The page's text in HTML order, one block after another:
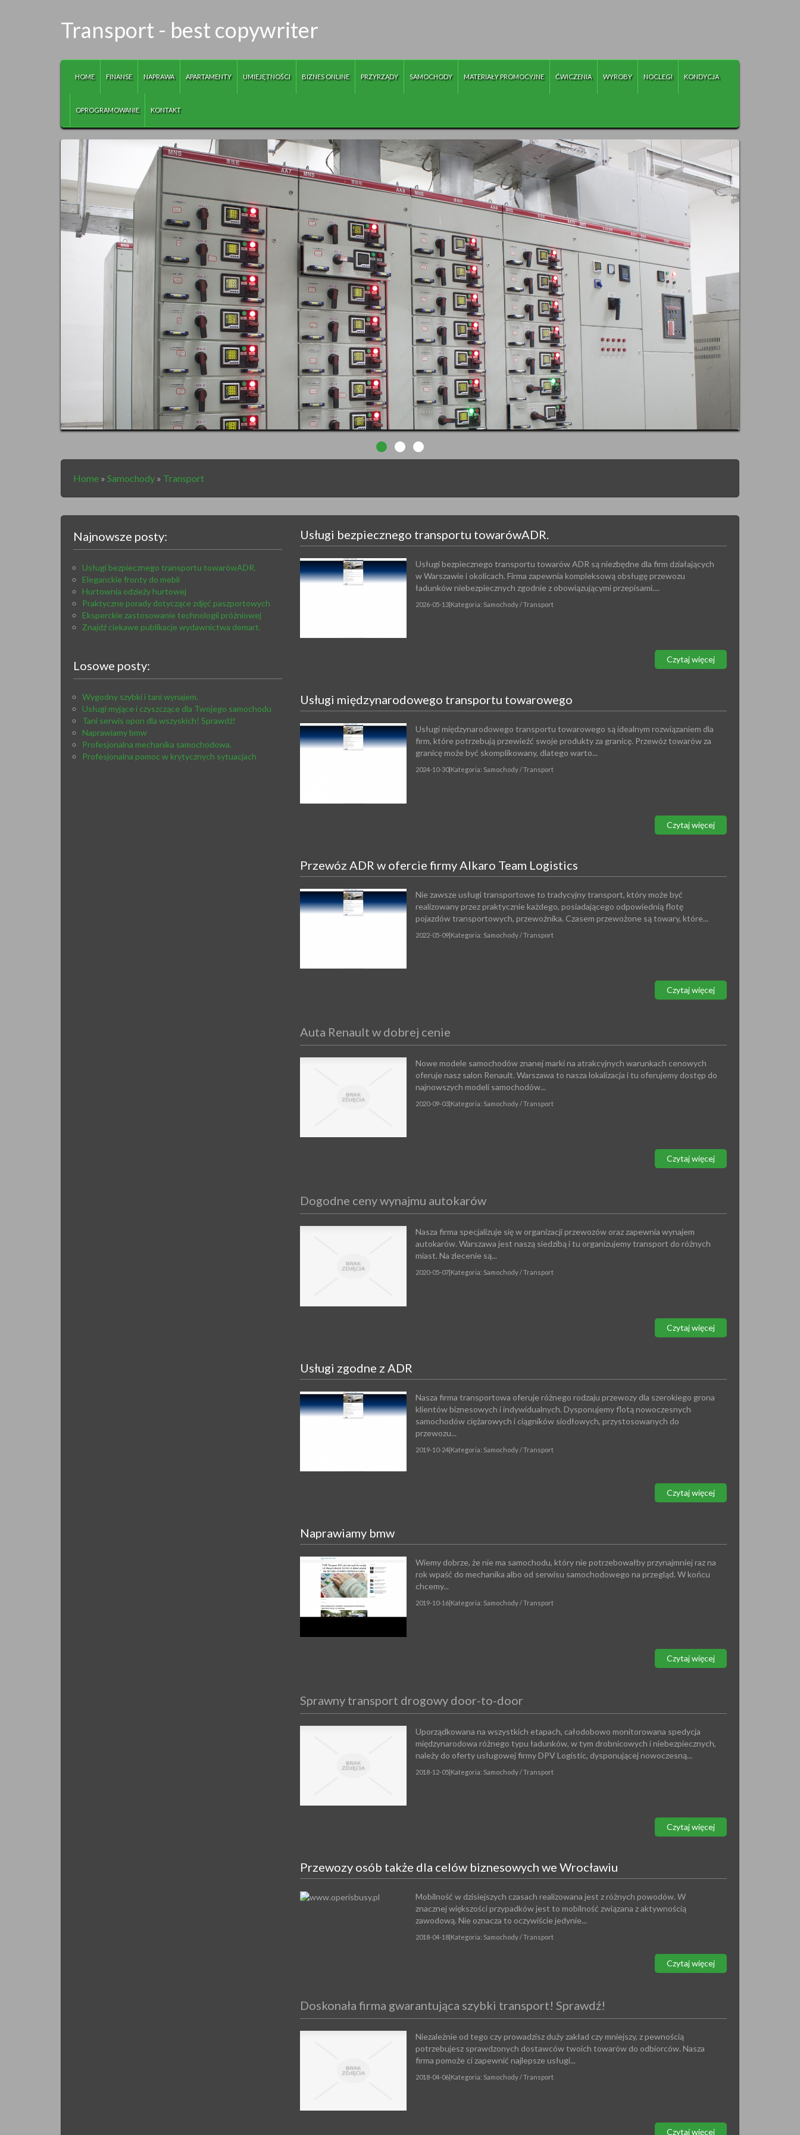
Transport - best copywriter
HOME FINANSE NAPRAWA APARTAMENTY UMIEJĘTNOŚCI BIZNES ONLINE PRZYRZĄDY SAMOCHODY MATERIAŁY PROMOCYJNE ĆWICZENIA WYROBY NOCLEGI KONDYCJA
OPROGRAMOWANIE KONTAKT
Home » Samochody » Transport
Najnowsze posty:
Usługi bezpiecznego transportu towarówADR.
Eleganckie fronty do mebli
Hurtownia odzieży hurtowej
Praktyczne porady dotyczące zdjęć paszportowych
Eksperckie zastosowanie technologii próżniowej
Znajdź ciekawe publikacje wydawnictwa demart.
Losowe posty:
Wygodny szybki i tani wynajem.
Usługi myjące i czyszczące dla Twojego samochodu
Tani serwis opon dla wszyskich! Sprawdź!
Naprawiamy bmw
Profesjonalna mechanika samochodowa.
Profesjonalna pomoc w krytycznych sytuacjach
Usługi bezpiecznego transportu towarówADR.
Usługi bezpiecznego transportu towarów ADR są niezbędne dla firm działających
w Warszawie i okolicach. Firma zapewnia kompleksową obsługę przewozu
ładunków niebezpiecznych zgodnie z obowiązującymi przepisami....
2026-05-13|Kategoria: Samochody / Transport
Czytaj więcej
Usługi międzynarodowego transportu towarowego
Usługi międzynarodowego transportu towarowego są idealnym rozwiązaniem dla
firm, które potrzebują przewieźć swoje produkty za granicę. Przewóz towarów za
granicę może być skomplikowany, dlatego warto...
2024-10-30| Kategoria: Samochody / Transport
Czytaj więcej
Przewóz ADR w ofercie firmy Alkaro Team Logistics
Nie zawsze usługi transportowe to tradycyjny transport, który może być
realizowany przez praktycznie każdego, posiadającego odpowiednią flotę
pojazdów transportowych, przewoźnika. Czasem przewożone są towary, które...
2022-05-09|Kategoria: Samochody / Transport
Czytaj więcej
Auta Renault w dobrej cenie
Nowe modele samochodów znanej marki na atrakcyjnych warunkach cenowych
oferuje nasz salon Renault. Warszawa to nasza lokalizacja i tu oferujemy dostęp do
najnowszych modeli samochodów...
2020-09-03 Kategoria: Samochody / Transport
Czytaj więcej
Dogodne ceny wynajmu autokarów
Nasza firma specjalizuje się w organizacji przewozów oraz zapewnia wynajem
autokarów. Warszawa jest naszą siedzibą i tu organizujemy transport do różnych
miast. Na zlecenie są...
2020-05-07 Kategoria: Samochody / Transport
Czytaj więcej
Usługi zgodne z ADR
Nasza firma transportowa oferuje różnego rodzaju przewozy dla szerokiego grona
klientów biznesowych i indywidualnych. Dysponujemy flotą nowoczesnych
samochodów ciężarowych i ciągników siodłowych, przystosowanych do
przewozu...
2019-10-24|Kategoria: Samochody / Transport
Czytaj więcej
Naprawiamy bmw
Wiemy dobrze, że nie ma samochodu, który nie potrzebowałby przynajmniej raz na
rok wpaść do mechanika albo od serwisu samochodowego na przegląd. W końcu
chcemy...
2019-10-16 Kategoria: Samochody / Transport
Czytaj więcej
Sprawny transport drogowy door-to-door
Uporządkowana na wszystkich etapach, całodobowo monitorowana spedycja
międzynarodowa różnego typu ładunków, w tym drobnicowych i niebezpiecznych,
należy do oferty usługowej firmy DPV Logistic, dysponującej nowoczesną...
2018-12-05|Kategoria: Samochody / Transport
Czytaj więcej
Przewozy osób także dla celów biznesowych we Wrocławiu
Mobilność w dzisiejszych czasach realizowana jest z różnych powodów. W
znacznej większości przypadków jest to mobilność związana z aktywnością
zawodową. Nie oznacza to oczywiście jedynie...
2018-04-18|Kategoria: Samochody / Transport
Czytaj więcej
Doskonała firma gwarantująca szybki transport! Sprawdź!
Niezależnie od tego czy prowadzisz duży zakład czy mniejszy, z pewnością
potrzebujesz sprawdzonych dostawców twoich towarów do odbiorców. Nasza
firma pomoże ci zapewnić najlepsze usługi...
2018-04-06|Kategoria: Samochody / Transport
Czytaj więcej